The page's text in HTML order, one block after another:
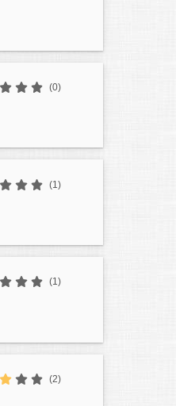
(0)
(1)
(1)
(2)